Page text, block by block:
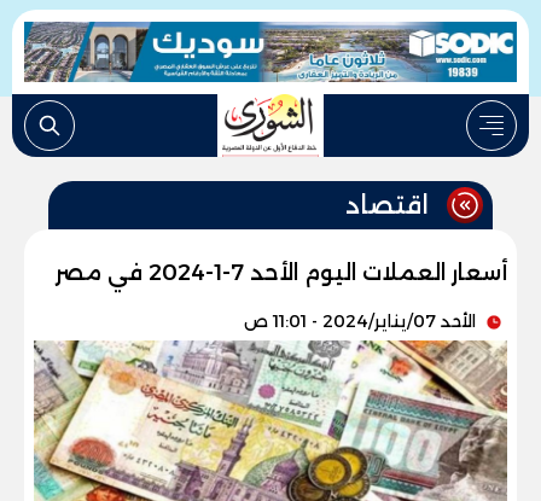
اقتصاد
أسعار العملات اليوم الأحد 7-1-2024 في مصر
الأحد 07/يناير/2024 - 11:01 ص